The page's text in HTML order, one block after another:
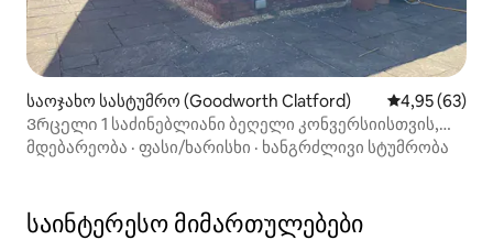
საოჯახო სასტუმრო (Goodworth Clatford) საშუალო
4,95 (63)
Ვრცელი 1 საძინებლიანი ბეღელი კონვერსიისთვის,
პარკირების ადგილით
მდებარეობა · ფასი/ხარისხი · ხანგრძლივი სტუმრობა
საინტერესო მიმართულებები